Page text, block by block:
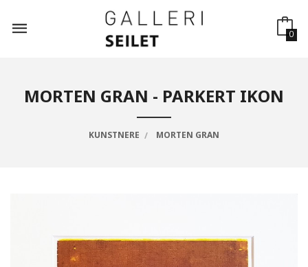
innholdet
0
MORTEN GRAN - PARKERT IKON
KUNSTNERE MORTEN GRAN